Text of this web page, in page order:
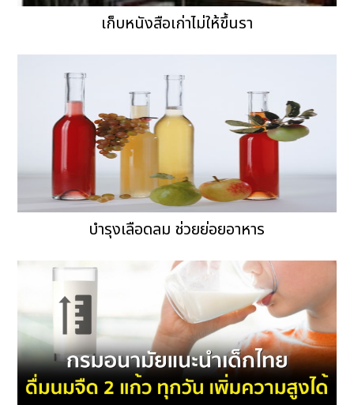
เก็บหนังสือเก่าไม่ให้ขึ้นรา
บำรุงเลือดลม ช่วยย่อยอาหาร